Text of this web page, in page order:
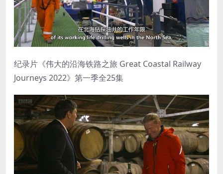
纪录片《伟大的沿海铁路之旅 Great Coastal Railway
Journeys 2022》第一季全25集